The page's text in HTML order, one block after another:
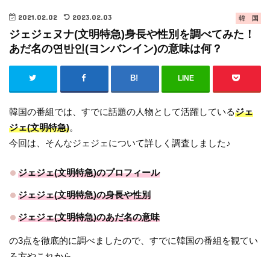
韓 国
2021.02.02 2023.02.03
ジェジェヌナ(文明特急)身長や性別を調べてみた！
あだ名の연반인(ヨンバンイン)の意味は何？
LINE
韓国の番組では、すでに話題の人物として活躍しているジェ
ジェ(文明特急)。
今回は、そんなジェジェについて詳しく調査しました♪
ジェジェ(文明特急)のプロフィール
ジェジェ(文明特急)の身長や性別
ジェジェ(文明特急)のあだ名の意味
の3点を徹底的に調べましたので、すでに韓国の番組を観てい